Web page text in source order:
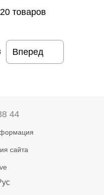
товаров
Вперед
44
сайта